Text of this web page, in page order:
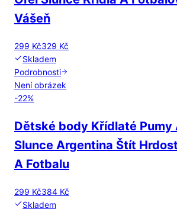
Vášeň
299 Kč329 Kč
Skladem
Podrobnosti
Není obrázek
-22%
Dětské body Křídlaté Pumy
Slunce Argentina Štít
A Fotbalu
299 Kč384 Kč
Skladem